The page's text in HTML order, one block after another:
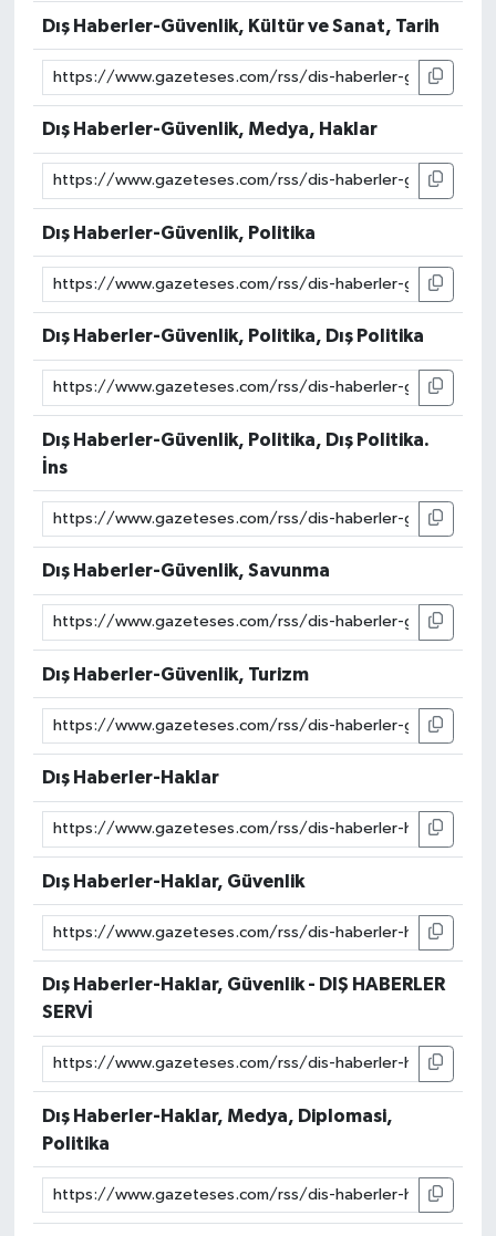
Dış Haberler-Güvenlik, Kültür ve Sanat, Tarih
Dış Haberler-Güvenlik, Medya, Haklar
Dış Haberler-Güvenlik, Politika
Dış Haberler-Güvenlik, Politika, Dış Politika
Dış Haberler-Güvenlik, Politika, Dış Politika.
İns
Dış Haberler-Güvenlik, Savunma
Dış Haberler-Güvenlik, Turizm
Dış Haberler-Haklar
Dış Haberler-Haklar, Güvenlik
Dış Haberler-Haklar, Güvenlik - DIŞ HABERLER
SERVİ
Dış Haberler-Haklar, Medya, Diplomasi,
Politika